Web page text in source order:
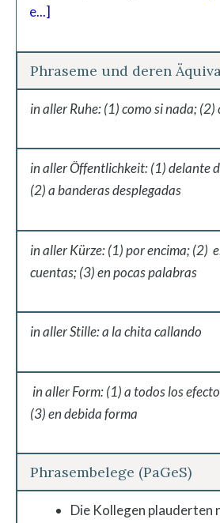
e...]
Phraseme und deren
in aller Ruhe: (1) como si nada; (2)
in aller Öffentlichkeit: (1) delante
(2) a banderas desplegadas
in aller Kürze: (1) por encima; (2)
cuentas; (3) en pocas palabras
in aller Stille: a la chita callando
in aller Form: (1) a todos los
(3) en debida forma
Phrasembelege (PaGeS)
Die Kollegen plauderten